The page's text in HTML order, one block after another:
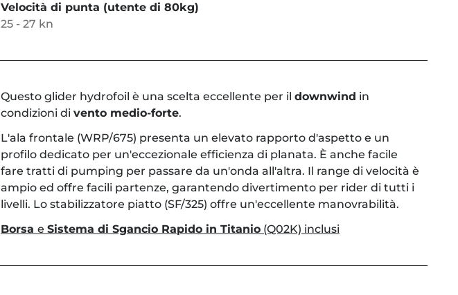
Velocità di punta (utente di 80kg)
25 - 27 kn
Questo glider hydrofoil è una scelta eccellente per il downwind in
condizioni di vento medio-forte.
L'ala frontale (WRP/675) presenta un elevato rapporto d'aspetto e un
profilo dedicato per un'eccezionale efficienza di planata. È anche facile
fare tratti di pumping per passare da un'onda all'altra. Il range di velocità è
ampio ed offre facili partenze, garantendo divertimento per rider di tutti i
livelli. Lo stabilizzatore piatto (SF/325) offre un'eccellente manovrabilità.
Borsa e Sistema di Sgancio Rapido in Titanio (Q02K) inclusi